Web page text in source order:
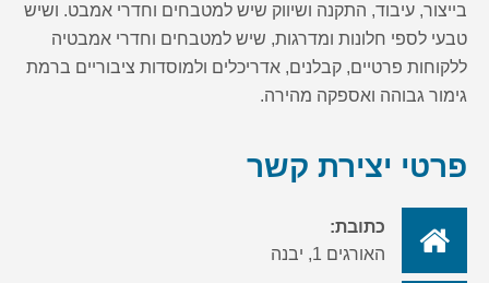
בייצור, עיבוד, התקנה ושיווק שיש למטבחים וחדרי אמבט. ושיש
טבעי לספי חלונות ומדרגות, שיש למטבחים וחדרי אמבטיה
ללקוחות פרטיים, קבלנים, אדריכלים ולמוסדות ציבוריים ברמת
גימור גבוהה ואספקה מהירה.
פרטי יצירת קשר
כתובת:
האורגים 1, יבנה